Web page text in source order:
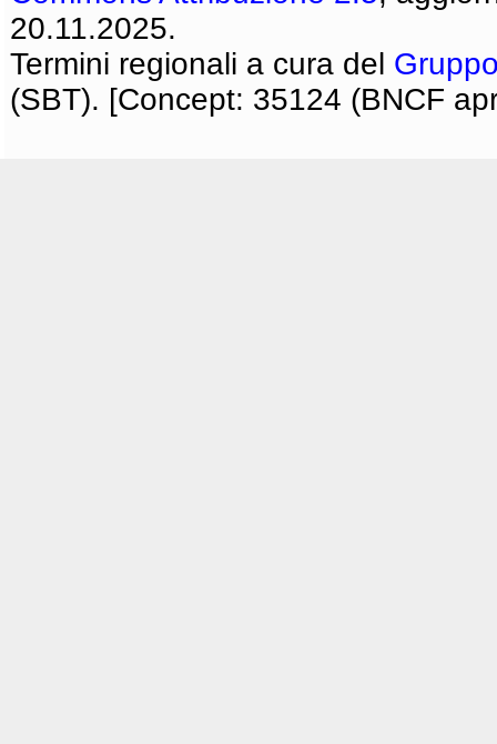
20.11.2025.
Termini regionali a cura del
(SBT). [Concept: 35124 (BNCF